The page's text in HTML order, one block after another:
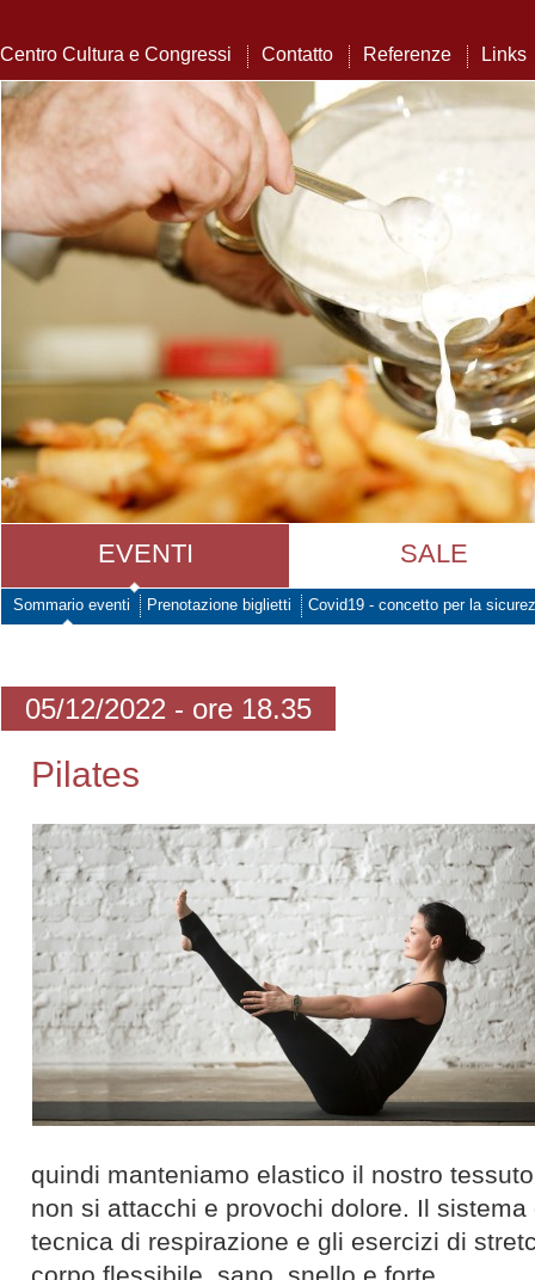
Centro Cultura e Congressi Contatto Referenze Links
EVENTI SALE
Sommario eventi Prenotazione biglietti Covid19 - concetto per la
05/12/2022 - ore 18.35
Pilates
quindi manteniamo elastico il nostro
non si attacchi e provochi dolore. Il
tecnica di respirazione e gli esercizi di